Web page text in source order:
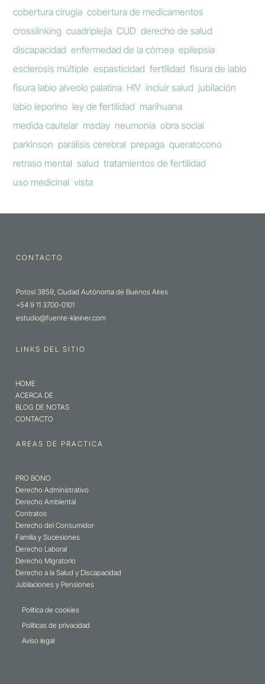
cobertura cirugia cobertura de medicamentos
crosslinking cuadriplejia CUD derecho de salud
discapacidad enfermedad de la córnea epilepsia
esclerosis múltiple espasticidad fertilidad fisura de labio
fisura labio alveolo palatina HIV incluir salud jubilación
labio leporino ley de fertilidad marihuana
medida cautelar msday neumonía obra social
parkinson parálisis cerebral prepaga queratocono
retraso mental salud tratamientos de fertilidad
uso medicinal vista
CONTACTO
Potosí 3859, Ciudad Autónoma de Buenos Aires
+54 9 11 3700-0101
estudio@fuente-kleiner.com
LINKS DEL SITIO
HOME
ACERCA DE
BLOG DE NOTAS
CONTACTO
AREAS DE PRACTICA
PRO BONO
Derecho Administrativo
Derecho Ambiental
Contratos
Derecho del Consumidor
Familia y Sucesiones
Derecho Laboral
Derecho Migratorio
Derecho a la Salud y Discapacidad
Jubilaciones y Pensiones
Política de cookies
Políticas de privacidad
Aviso legal